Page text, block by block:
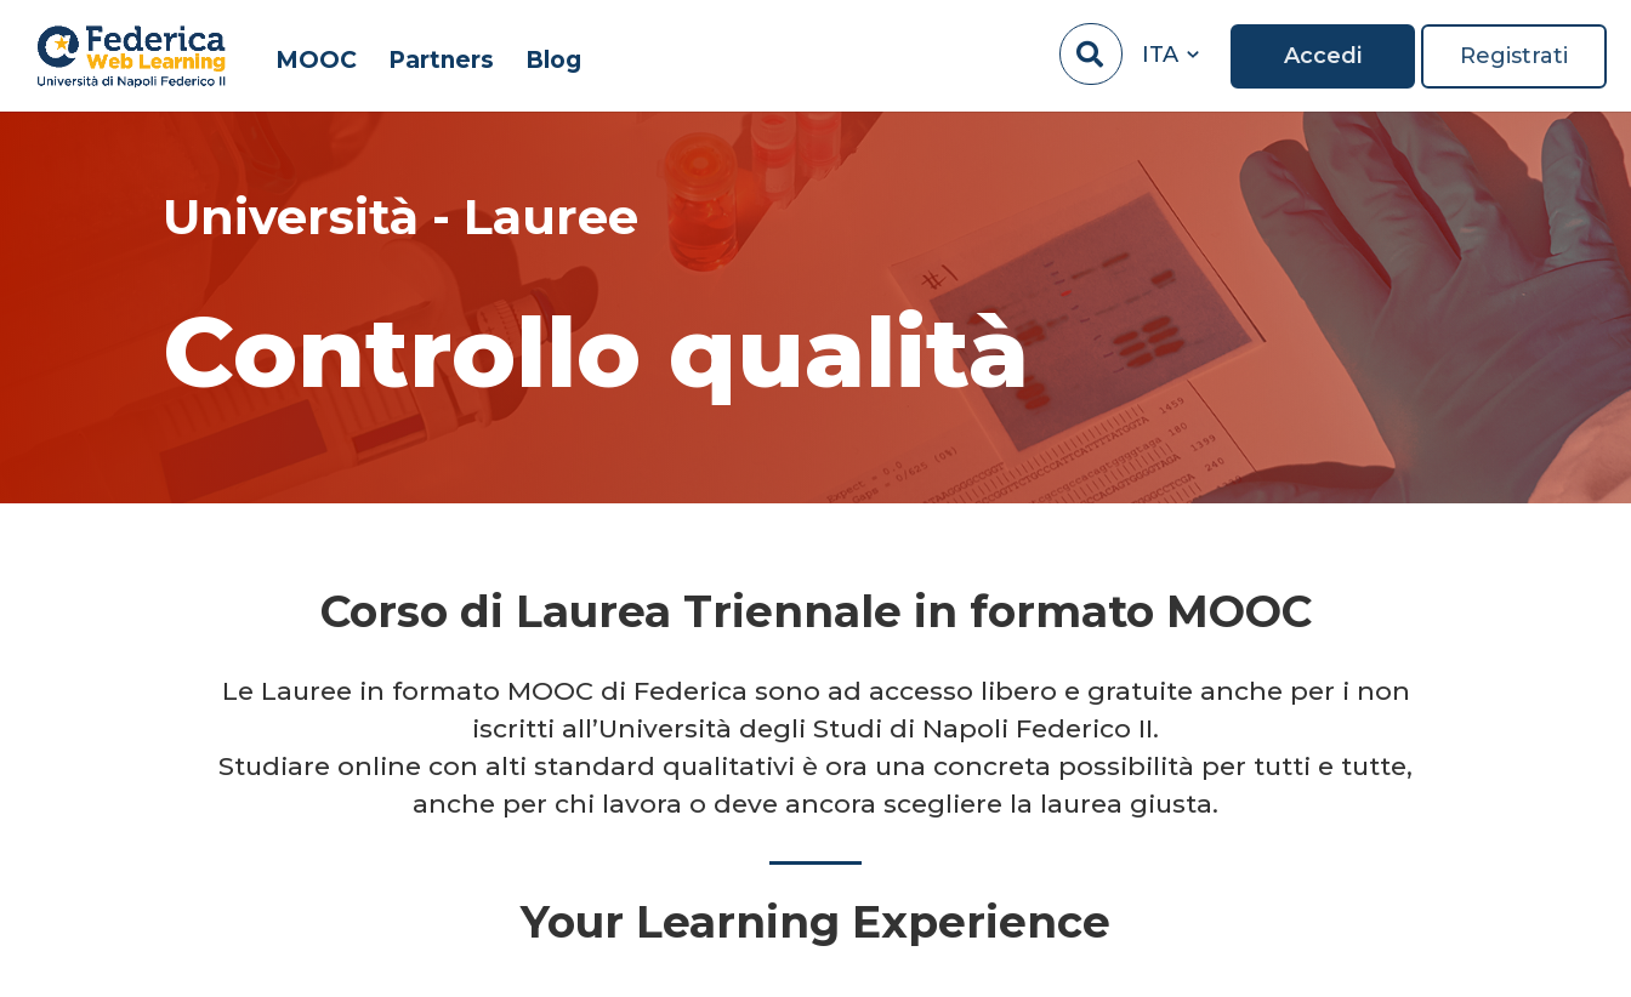
MOOC Partners Blog Registrati
Accedi
ITA
Università - Lauree
Controllo qualità
Corso di Laurea Triennale in formato MOOC
Le Lauree in formato MOOC di Federica sono ad accesso libero e gratuite anche per i non
iscritti all’Università degli Studi di Napoli Federico II.
Studiare online con alti standard qualitativi è ora una concreta possibilità per tutti e tutte,
anche per chi lavora o deve ancora scegliere la laurea giusta.
Your Learning Experience